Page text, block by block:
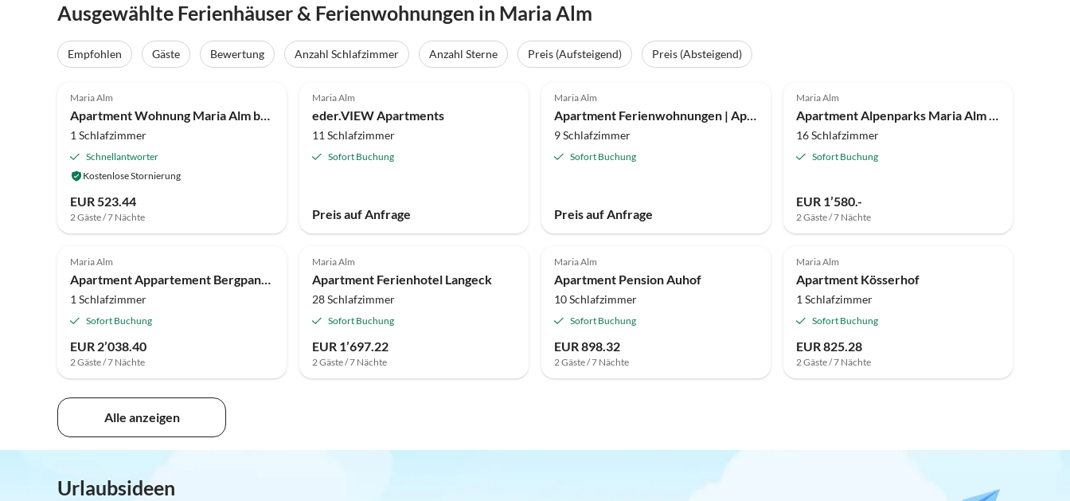
Ausgewählte Ferienhäuser & Ferienwohnungen in Maria Alm
Empfohlen Gäste Bewertung Anzahl Schlafzimmer Anzahl Sterne Preis (Aufsteigend)
Preis (Absteigend)
Maria Alm
Apartment Wohnung Maria Alm bei Hochkönig Skipisten
1 Schlafzimmer
Schnellantworter
Kostenlose Stornierung
EUR 523.44
2 Gäste / 7 Nächte
Maria Alm
eder.VIEW Apartments
11 Schlafzimmer
Sofort Buchung
Preis auf Anfrage
Maria Alm
Apartment Ferienwohnungen | Appartements Renberg
9 Schlafzimmer
Sofort Buchung
Preis auf Anfrage
Maria Alm
Apartment Alpenparks Maria Alm Ferienappartements
16 Schlafzimmer
Sofort Buchung
EUR 1’580.-
2 Gäste / 7 Nächte
Maria Alm
Apartment Appartement Bergpanorama
1 Schlafzimmer
Sofort Buchung
EUR 2’038.40
2 Gäste / 7 Nächte
Maria Alm
Apartment Ferienhotel Langeck
28 Schlafzimmer
Sofort Buchung
EUR 1’697.22
2 Gäste / 7 Nächte
Maria Alm
Apartment Pension Auhof
10 Schlafzimmer
Sofort Buchung
EUR 898.32
2 Gäste / 7 Nächte
Maria Alm
Apartment Kösserhof
1 Schlafzimmer
Sofort Buchung
EUR 825.28
2 Gäste / 7 Nächte
Alle anzeigen
Urlaubsideen